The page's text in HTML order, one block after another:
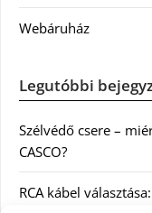
Webáruház
Legutóbbi
Szélvédő csere –
CASCO?
RCA kábel